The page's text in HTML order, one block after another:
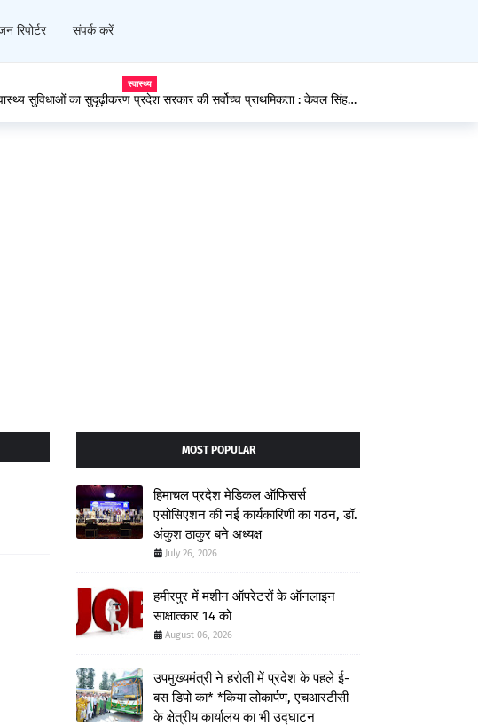
रिपोर्टर संपर्क करें
की सर्वोच्च प्राथमिकता : केवल सिंह
जिले के सभी निजी कोचिंग संस्थानों का पंजीकरण अनिवार्य,
MOST POPULAR
हिमाचल प्रदेश मेडिकल ऑफिसर्स
एसोसिएशन की नई कार्यकारिणी का गठन, डॉ.
अंकुश ठाकुर बने अध्यक्ष
July 26, 2026
हमीरपुर में मशीन ऑपरेटरों के ऑनलाइन
साक्षात्कार 14 को
August 06, 2026
उपमुख्यमंत्री ने हरोली में प्रदेश के पहले ई-
बस डिपो का* *किया लोकार्पण, एचआरटीसी
के क्षेत्रीय कार्यालय का भी उद्घाटन